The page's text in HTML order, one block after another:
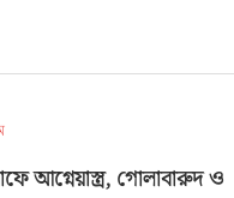
আগ্নেয়াস্ত্র, গোলাবারুদ ও